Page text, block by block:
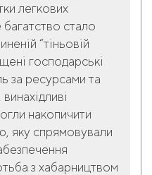
легкових
стало
“тіньовій
господарські
за ресурсами та
накопичити
яку спрямовували
з хабарництвом